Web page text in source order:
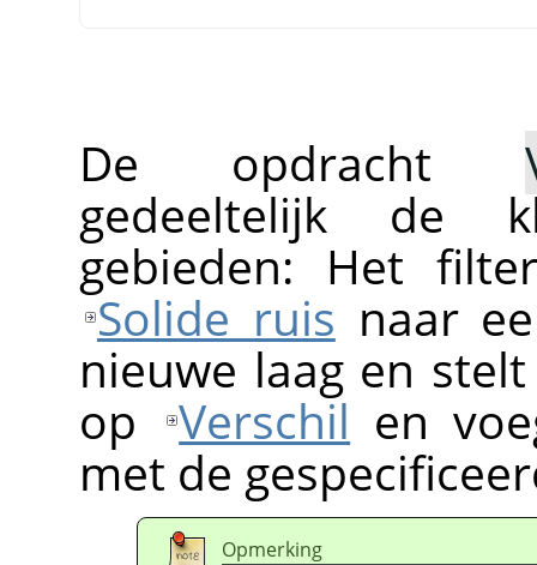
De opdracht
gedeeltelijk de
gebieden: Het
Solide ruis naar
nieuwe laag en
op
Verschil en
met de
Opmerking